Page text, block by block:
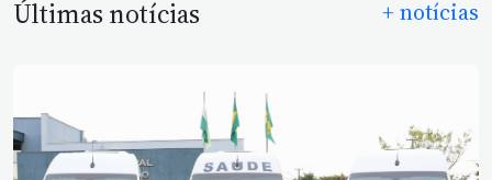
Últimas notícias + notícias